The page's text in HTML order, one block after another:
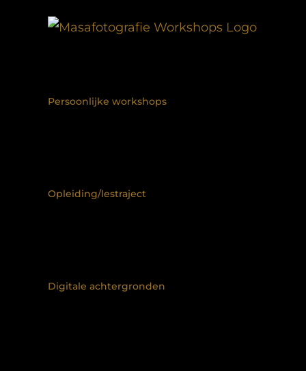
Persoonlijke workshops
Opleiding/lestraject
Digitale achtergronden